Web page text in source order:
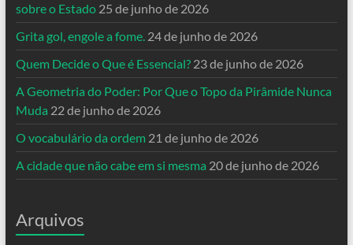
sobre o Estado 25 de junho de 2026
Grita gol, engole a fome. 24 de junho de 2026
Quem Decide o Que é Essencial? 23 de junho de 2026
A Geometria do Poder: Por Que o Topo da Pirâmide Nunca
Muda 22 de junho de 2026
O vocabulário da ordem 21 de junho de 2026
A cidade que não cabe em si mesma 20 de junho de 2026
Arquivos